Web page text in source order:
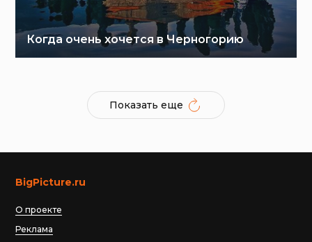
Когда очень хочется в Черногорию
Показать еще
BigPicture.ru
О проекте
Реклама